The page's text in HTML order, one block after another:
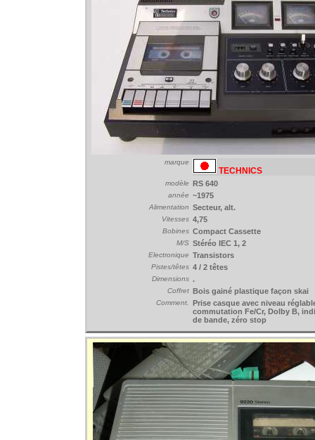
marque
TECHNICS
modèle RS 640
année ~1975
Alimentation Secteur, alt.
Vitesses 4,75
Bobines Compact Cassette
M/S Stéréo IEC 1, 2
Electronique Transistors
Pistes/têtes 4 / 2 têtes
Dimensions .
Coffret Bois gainé plastique façon skai
Comment.
Prise casque avec niveau
commutation Fe/Cr, Dolby B,
de bande, zéro stop